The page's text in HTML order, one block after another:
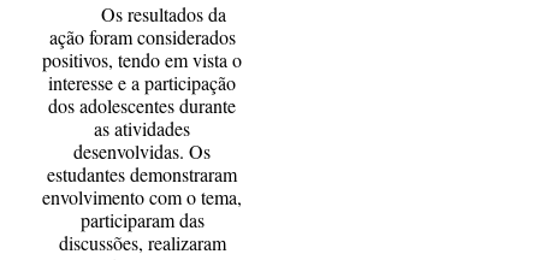
Os resultados da
ação foram considerados
positivos, tendo em vista o
interesse e a participação
dos adolescentes durante
as atividades
desenvolvidas. Os
estudantes demonstraram
envolvimento com o tema,
participaram das
discussões, realizaram